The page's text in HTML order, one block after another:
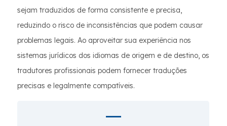
sejam traduzidos de forma consistente e precisa,
reduzindo o risco de inconsistências que podem causar
problemas legais. Ao aproveitar sua experiência nos
sistemas jurídicos dos idiomas de origem e de destino, os
tradutores profissionais podem fornecer traduções
precisas e legalmente compatíveis.